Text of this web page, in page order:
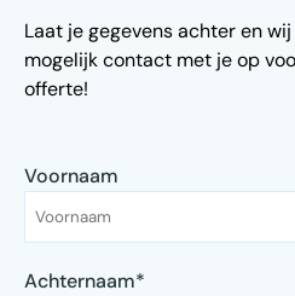
Laat je gegevens achter en
mogelijk contact met je op
offerte!
Voornaam
Achternaam*